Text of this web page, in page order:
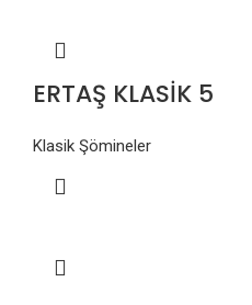
ERTAŞ KLASİK 5
Klasik Şömineler